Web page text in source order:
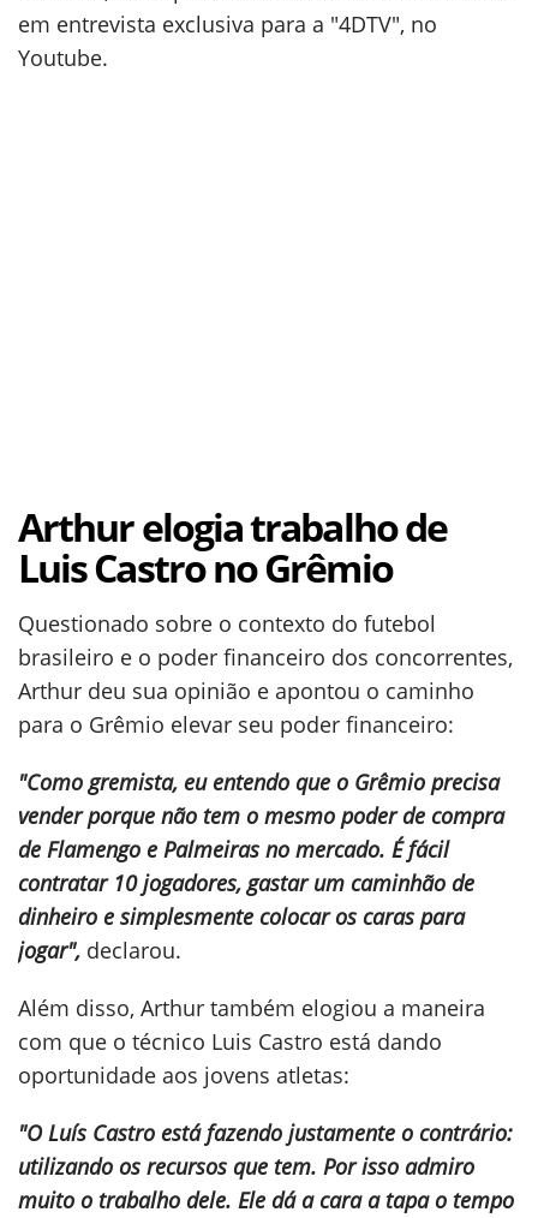
em entrevista exclusiva para a "4DTV", no
Youtube.
Arthur elogia trabalho de
Luis Castro no Grêmio
Questionado sobre o contexto do futebol
brasileiro e o poder financeiro dos concorrentes,
Arthur deu sua opinião e apontou o caminho
para o Grêmio elevar seu poder financeiro:
"Como gremista, eu entendo que o Grêmio precisa
vender porque não tem o mesmo poder de compra
de Flamengo e Palmeiras no mercado. É fácil
contratar 10 jogadores, gastar um caminhão de
dinheiro e simplesmente colocar os caras para
jogar", declarou.
Além disso, Arthur também elogiou a maneira
com que o técnico Luis Castro está dando
oportunidade aos jovens atletas:
"O Luís Castro está fazendo justamente o contrário:
utilizando os recursos que tem. Por isso admiro
muito o trabalho dele. Ele dá a cara a tapa o tempo